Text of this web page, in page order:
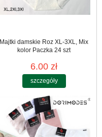
Majtki damskie Roz XL-3XL, Mix
kolor Paczka 24 szt
6.00 zł
szczegóły